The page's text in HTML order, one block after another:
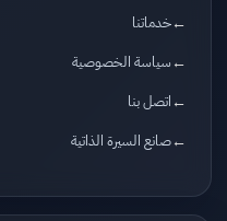
خدماتنا
سياسة الخصوصية
اتصل بنا
صانع السيرة الذاتية